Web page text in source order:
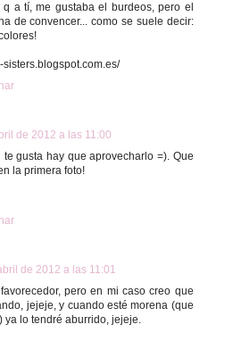
a tí, me gustaba el burdeos, pero el
de convencer... como se suele decir:
sisters.blogspot.com.es/
de 2012 a las 11:00
gusta hay que aprovecharlo =). Que
la primera foto!
de 2012 a las 11:01
pero en mi caso creo que
jejeje, y cuando esté morena (que
ya lo tendré aburrido, jejeje.